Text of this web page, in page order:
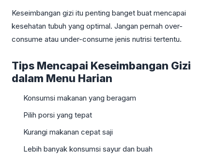
Keseimbangan gizi itu penting banget buat mencapai
kesehatan tubuh yang optimal. Jangan pernah over-
consume atau under-consume jenis nutrisi tertentu.
Tips Mencapai Keseimbangan Gizi
dalam Menu Harian
Konsumsi makanan yang beragam
Pilih porsi yang tepat
Kurangi makanan cepat saji
Lebih banyak konsumsi sayur dan buah